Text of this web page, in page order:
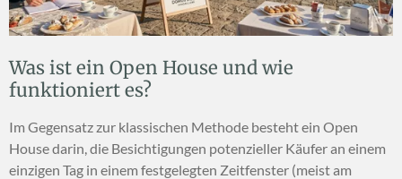
Was ist ein Open House und wie
funktioniert es?
Im Gegensatz zur klassischen Methode besteht ein Open
House darin, die Besichtigungen potenzieller Käufer an einem
einzigen Tag in einem festgelegten Zeitfenster (meist am